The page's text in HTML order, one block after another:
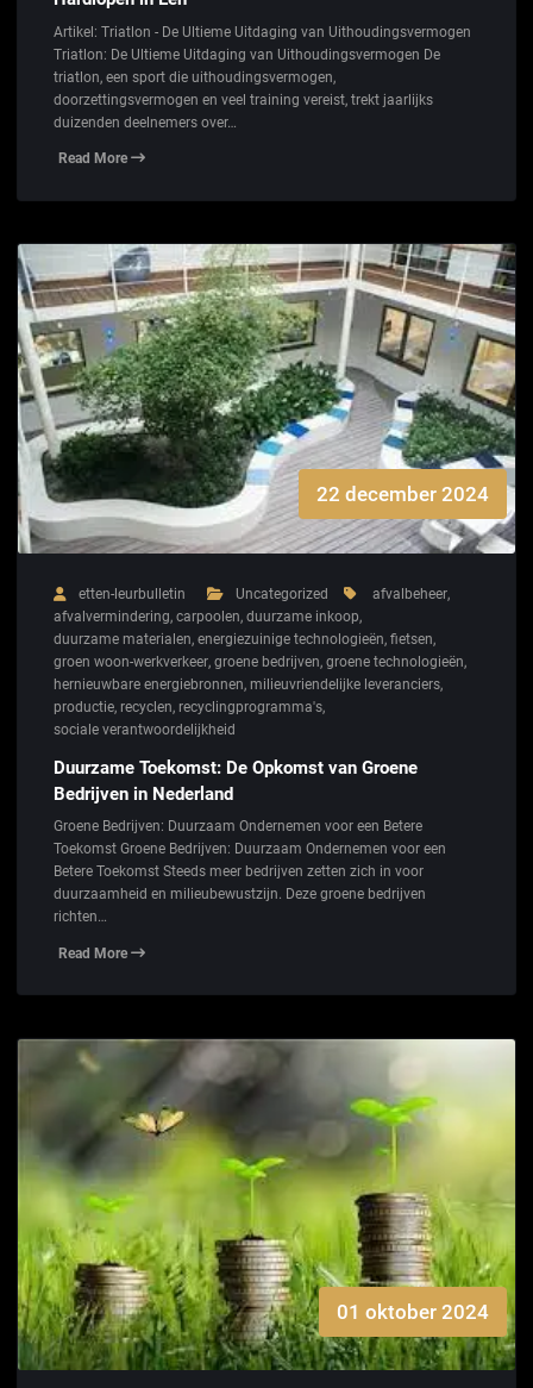
Artikel: Triatlon - De Ultieme Uitdaging van Uithoudingsvermogen
Triatlon: De Ultieme Uitdaging van Uithoudingsvermogen De
triatlon, een sport die uithoudingsvermogen,
doorzettingsvermogen en veel training vereist, trekt jaarlijks
duizenden deelnemers over…
Read More
22 december 2024
etten-leurbulletin Uncategorized afvalbeheer,
afvalvermindering, carpoolen, duurzame inkoop,
duurzame materialen, energiezuinige technologieën, fietsen,
groen woon-werkverkeer, groene bedrijven, groene technologieën,
hernieuwbare energiebronnen, milieuvriendelijke leveranciers,
productie, recyclen, recyclingprogramma's,
sociale verantwoordelijkheid
Duurzame Toekomst: De Opkomst van Groene
Bedrijven in Nederland
Groene Bedrijven: Duurzaam Ondernemen voor een Betere
Toekomst Groene Bedrijven: Duurzaam Ondernemen voor een
Betere Toekomst Steeds meer bedrijven zetten zich in voor
duurzaamheid en milieubewustzijn. Deze groene bedrijven
richten…
Read More
01 oktober 2024